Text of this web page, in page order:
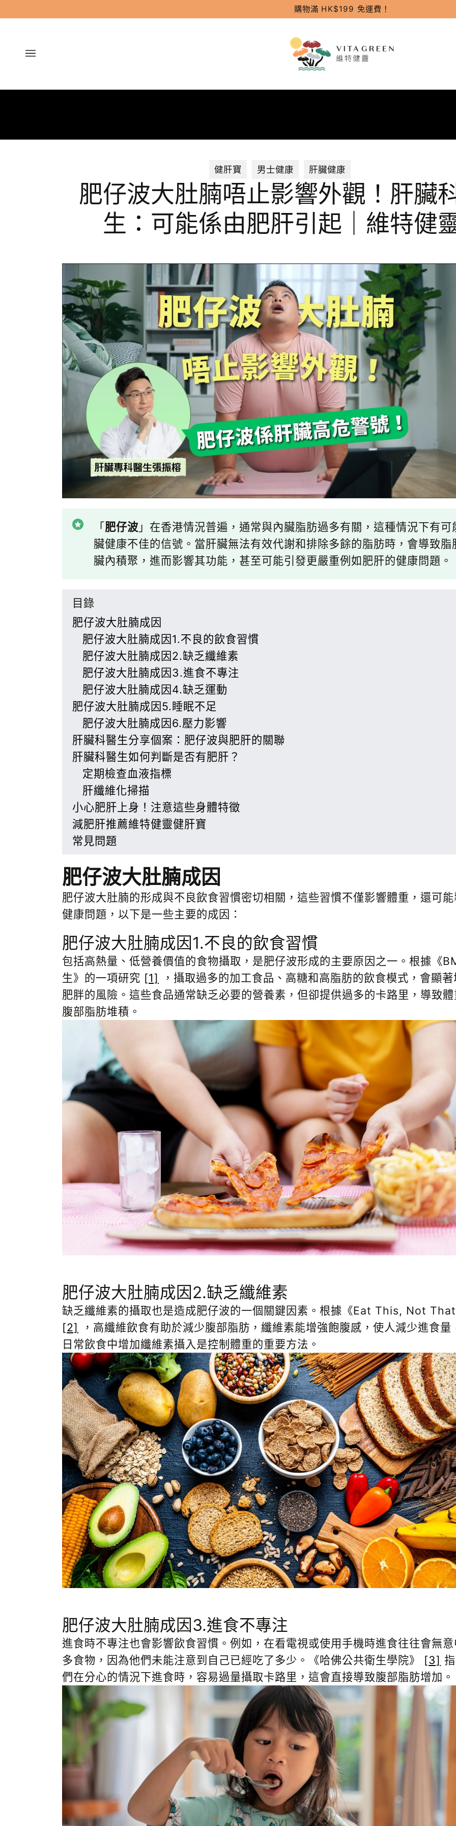
過
購物滿 HK$199 免運費！
健肝寶 男士健康 肝臟健康
肥仔波大肚腩唔止影響外觀！肝臟
生：可能係由肥肝引起｜維特健
「 肥仔波」在香港情況普遍，通常與內臟脂肪過多有關，這種情況下有可
臟健康不佳的信號。當肝臟無法有效代謝和排除多餘的脂肪時，會導致脂
臟內積聚，進而影響其功能，甚至可能引發更嚴重例如肥肝的健康問題。
目錄
肥仔波大肚腩成因
肥仔波大肚腩成因1.不良的飲食習慣
肥仔波大肚腩成因2.缺乏纖維素
肥仔波大肚腩成因3.進食不專注
肥仔波大肚腩成因4.缺乏運動
肥仔波大肚腩成因5.睡眠不足
肥仔波大肚腩成因6.壓力影響
肝臟科醫生分享個案：肥仔波與肥肝的關聯
肝臟科醫生如何判斷是否有肥肝？
定期檢查血液指標
肝纖維化掃描
小心肥肝上身！注意這些身體特徵
減肥肝推薦維特健靈健肝寶
常見問題
肥仔波大肚腩成因
肥仔波大肚腩的形成與不良飲食習慣密切相關，這些習慣不僅影響體重，還可
健康問題，以下是一些主要的成因：
肥仔波大肚腩成因1.不良的飲食習慣
包括高熱量、低營養價值的食物攝取，是肥仔波形成的主要原因之一。根據《
生》的一項研究 [1]
，攝取過多的加工食品、高糖和高脂肪的飲食模式，會顯
肥胖的風險。這些食品通常缺乏必要的營養素，但卻提供過多的卡路里，導致
腹部脂肪堆積。
肥仔波大肚腩成因2.缺乏纖維素
缺乏纖維素的攝取也是造成肥仔波的一個關鍵因素。根據《Eat This, Not
[2]
，高纖維飲食有助於減少腹部脂肪，纖維素能增強飽腹感，使人減少進食量
日常飲食中增加纖維素攝入是控制體重的重要方法。
肥仔波大肚腩成因3.進食不專注
進食時不專注也會影響飲食習慣。例如，在看電視或使用手機時進食往往會無
多食物，因為他們未能注意到自己已經吃了多少。《哈佛公共衛生學院》 [3]
們在分心的情況下進食時，容易過量攝取卡路里，這會直接導致腹部脂肪增加。